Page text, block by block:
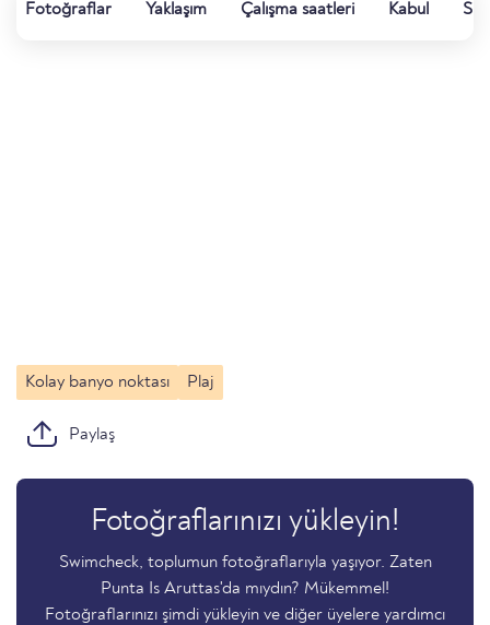
Fotoğraflar Yaklaşım Çalışma saatleri Kabul Su
Kolay banyo noktası Plaj
Paylaş
Fotoğraflarınızı yükleyin!
Swimcheck, toplumun fotoğraflarıyla yaşıyor. Zaten
Punta Is Aruttas'da mıydın? Mükemmel!
Fotoğraflarınızı şimdi yükleyin ve diğer üyelere yardımcı